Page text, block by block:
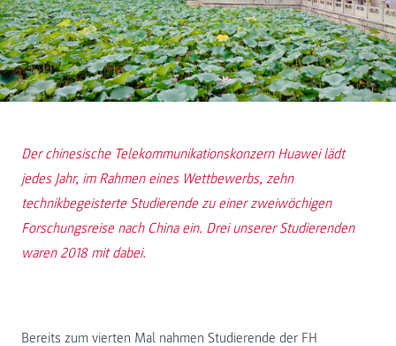
Der chinesische Telekommunikationskonzern Huawei lädt
jedes Jahr, im Rahmen eines Wettbewerbs, zehn
technikbegeisterte Studierende zu einer zweiwöchigen
Forschungsreise nach China ein. Drei unserer Studierenden
waren 2018 mit dabei.
Bereits zum vierten Mal nahmen Studierende der FH